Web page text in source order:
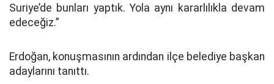
Suriye’de bunları yaptık. Yola aynı kararlılıkla devam
edeceğiz.”
Erdoğan, konuşmasının ardından ilçe belediye başkan
adaylarını tanıttı.